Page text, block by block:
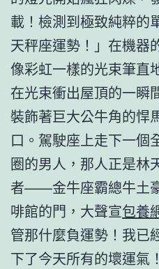
載！檢測到極致純粹的
天秤座運勢！」在機器
像彩虹一樣的光束筆直
在光束衝出屋頂的一瞬
裝飾著巨大公牛角的悍
口。駕駛座上走下一個
圈的男人，那人正是林
者——金牛座霸總牛土
啡館的門，大聲宣包養
管那什麼負運勢！我已
下了今天所有的壞運氣